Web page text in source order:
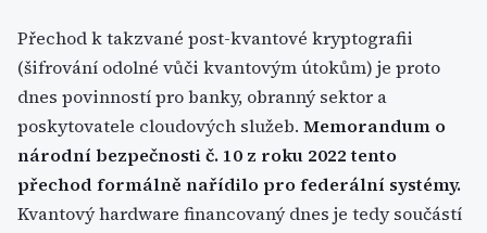
Přechod k takzvané post-kvantové kryptografii
(šifrování odolné vůči kvantovým útokům) je proto
dnes povinností pro banky, obranný sektor a
poskytovatele cloudových služeb. Memorandum o
národní bezpečnosti č. 10 z roku 2022 tento
přechod formálně nařídilo pro federální systémy.
Kvantový hardware financovaný dnes je tedy součástí